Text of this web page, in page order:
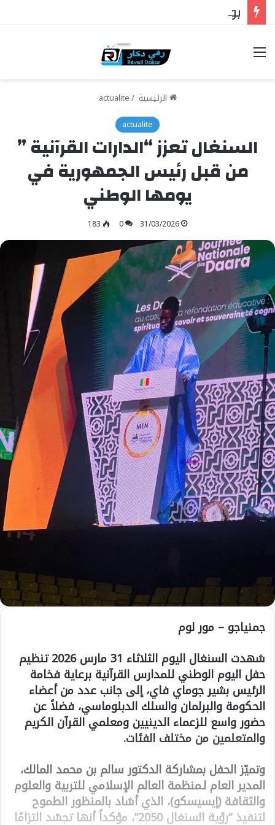
خيارات
الرئيسية /
actualite
actualite
السنغال تعزز “الدارات القرآنية ”
من قبل رئيس الجمهورية في
يومها الوطني
31/03/2026
0
183
جمنياجو – مور لوم
شهدت السنغال اليوم الثلاثاء 31 مارس 2026 تنظيم
حفل اليوم الوطني للمدارس القرآنية برعاية فخامة
الرئيس بشير جوماي فاي، إلى جانب عدد من أعضاء
الحكومة والبرلمان والسلك الدبلوماسي، فضلاً عن
حضور واسع للزعماء الدينيين ومعلمي القرآن الكريم
والمتعلمين من مختلف الفئات.
وتميّز الحفل بمشاركة الدكتور سالم بن محمد المالك،
المدير العام لـمنظمة العالم الإسلامي للتربية والعلوم
والثقافة (إيسيسكو)، الذي أشاد بالمنظور الطموح
لتنفيذ “رؤية السنغال 2050”، مؤكداً أنها تجسّد التزامًا